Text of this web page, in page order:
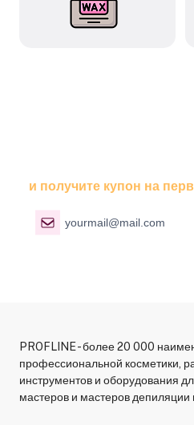
и получите купон на
PROFLINE - более 20 000
профессиональной косметики,
инструментов и оборудования
мастеров и мастеров